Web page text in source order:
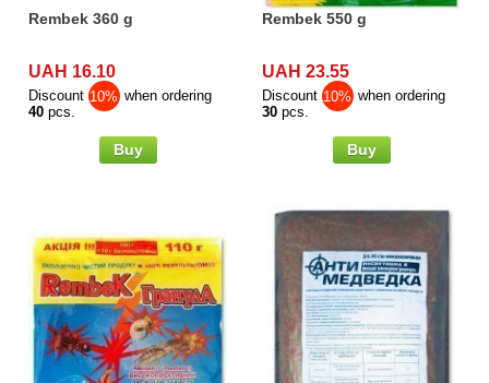
Rembek 360 g
UAH 16.10
Discount 10%when ordering
40 pcs.
Buy
Rembek 550 g
UAH 23.55
Discount 10%when ordering
30 pcs.
Buy
Семена щавеля
Элитные семена в банках
Архив